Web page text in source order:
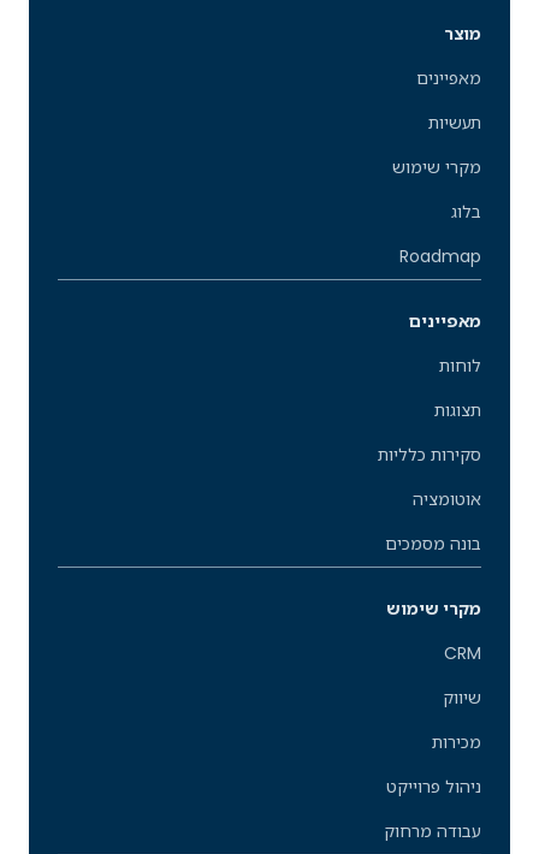
מוצר
מאפיינים
תעשיות
מקרי שימוש
בלוג
Roadmap
מאפיינים
לוחות
תצוגות
סקירות כלליות
אוטומציה
בונה מסמכים
מקרי שימוש
CRM
שיווק
מכירות
ניהול פרוייקט
עבודה מרחוק